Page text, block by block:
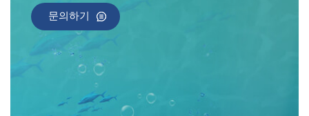
문의하기